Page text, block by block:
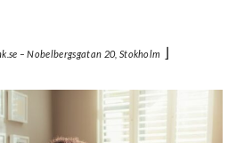
– Nobelbergsgatan 20, Stokholm ⌋